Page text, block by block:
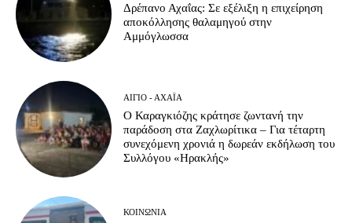
Δρέπανο Αχαΐας: Σε εξέλιξη η επιχείρηση
αποκόλλησης θαλαμηγού στην
Αμμόγλωσσα
ΑΊΓΙΟ - ΑΧΑΪ́Α
Ο Καραγκιόζης κράτησε ζωντανή την
παράδοση στα Ζαχλωρίτικα – Για τέταρτη
συνεχόμενη χρονιά η δωρεάν εκδήλωση του
Συλλόγου «Ηρακλής»
ΚΟΙΝΩΝΊΑ